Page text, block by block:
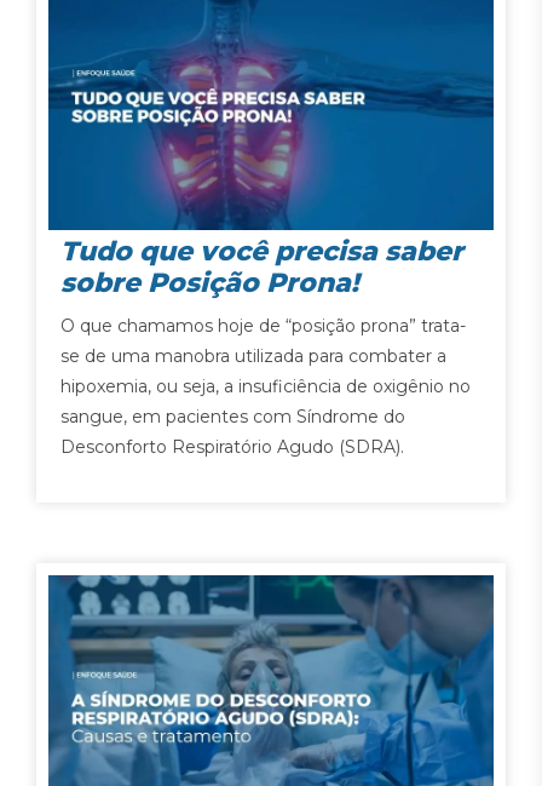
Tudo que você precisa saber
sobre Posição Prona!
O que chamamos hoje de “posição prona” trata-
se de uma manobra utilizada para combater a
hipoxemia, ou seja, a insuficiência de oxigênio no
sangue, em pacientes com Síndrome do
Desconforto Respiratório Agudo (SDRA).